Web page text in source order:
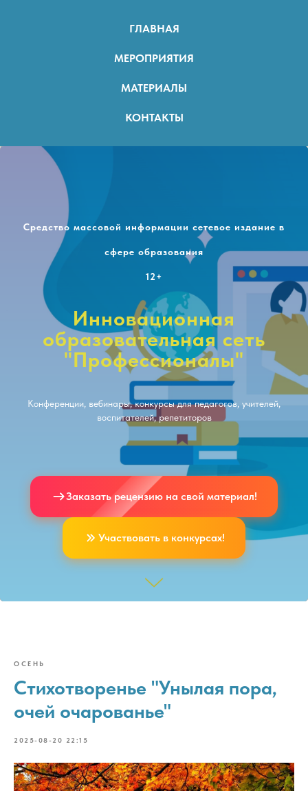
ГЛАВНАЯ
МЕРОПРИЯТИЯ
МАТЕРИАЛЫ
КОНТАКТЫ
Средство массовой информации сетевое издание в
сфере образования
12+
Инновационная
образовательная сеть
"Профессионалы"
Конференции, вебинары, конкурсы для педагогов, учителей,
воспитателей, репетиторов
Заказать рецензию на свой материал!
Участвовать в конкурсах!
ОСЕНЬ
Стихотворенье "Унылая пора,
очей очарованье"
2025-08-20 22:15